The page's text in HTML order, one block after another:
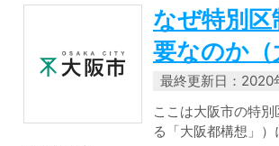
なぜ特別区
要なのか（
最終更新日：2020
ここは大阪市の特
る「大阪都構想」